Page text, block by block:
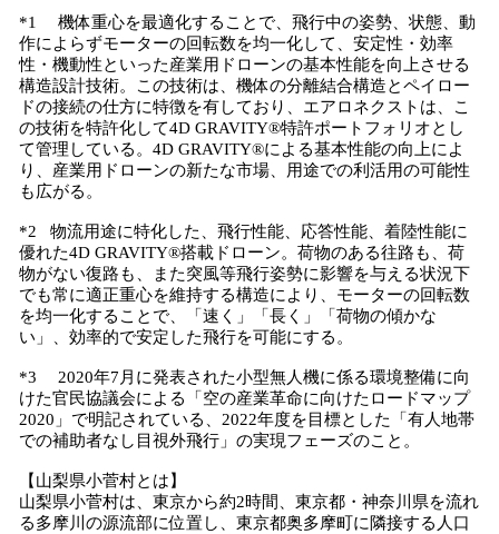
*1 機体重心を最適化することで、飛行中の姿勢、状態、動
作によらずモーターの回転数を均一化して、安定性・効率
性・機動性といった産業用ドローンの基本性能を向上させる
構造設計技術。この技術は、機体の分離結合構造とペイロー
ドの接続の仕方に特徴を有しており、エアロネクストは、こ
の技術を特許化して4D GRAVITY®特許ポートフォリオとし
て管理している。4D GRAVITY®による基本性能の向上によ
り、産業用ドローンの新たな市場、用途での利活用の可能性
も広がる。
*2 物流用途に特化した、飛行性能、応答性能、着陸性能に
優れた4D GRAVITY®搭載ドローン。荷物のある往路も、荷
物がない復路も、また突風等飛行姿勢に影響を与える状況下
でも常に適正重心を維持する構造により、モーターの回転数
を均一化することで、「速く」「長く」「荷物の傾かな
い」、効率的で安定した飛行を可能にする。
*3 2020年7月に発表された小型無人機に係る環境整備に向
けた官民協議会による「空の産業革命に向けたロードマップ
2020」で明記されている、2022年度を目標とした「有人地帯
での補助者なし目視外飛行」の実現フェーズのこと。
【山梨県小菅村とは】
山梨県小菅村は、東京から約2時間、東京都・神奈川県を流れ
る多摩川の源流部に位置し、東京都奥多摩町に隣接する人口